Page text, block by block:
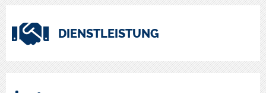
DIENSTLEISTUNG